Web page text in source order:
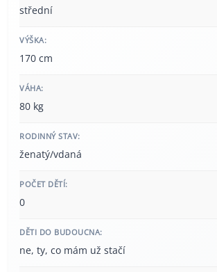
střední
VÝŠKA:
170 cm
VÁHA:
80 kg
RODINNÝ STAV:
ženatý/vdaná
POČET DĚTÍ:
0
DĚTI DO BUDOUCNA:
ne, ty, co mám už stačí